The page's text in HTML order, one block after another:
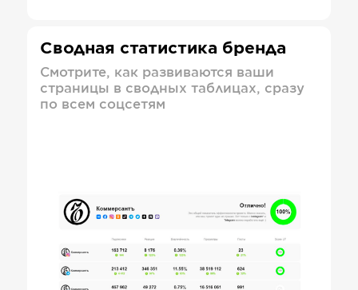
Сводная статистика бренда
Смотрите, как развиваются ваши
страницы в сводных таблицах, сразу
по всем соцсетям